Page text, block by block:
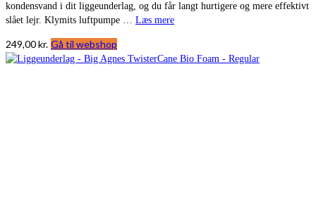
kondensvand i dit liggeunderlag, og du får langt hurtigere og mere effektivt
slået lejr. Klymits luftpumpe … Læs mere
249,00kr. Gå til webshop